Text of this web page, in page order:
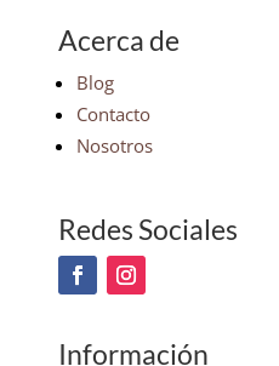
Acerca de
Blog
Contacto
Nosotros
Redes Sociales
Información